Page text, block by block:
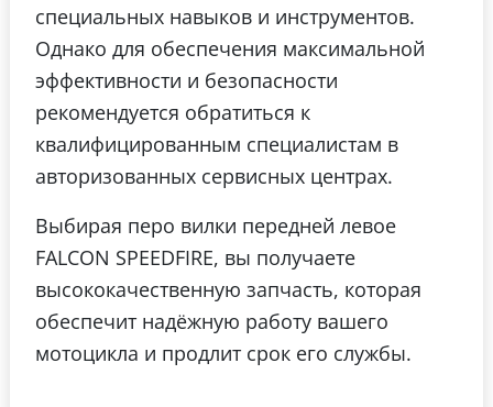
специальных навыков и инструментов.
Однако для обеспечения максимальной
эффективности и безопасности
рекомендуется обратиться к
квалифицированным специалистам в
авторизованных сервисных центрах.
Выбирая перо вилки передней левое
FALCON SPEEDFIRE, вы получаете
высококачественную запчасть, которая
обеспечит надёжную работу вашего
мотоцикла и продлит срок его службы.